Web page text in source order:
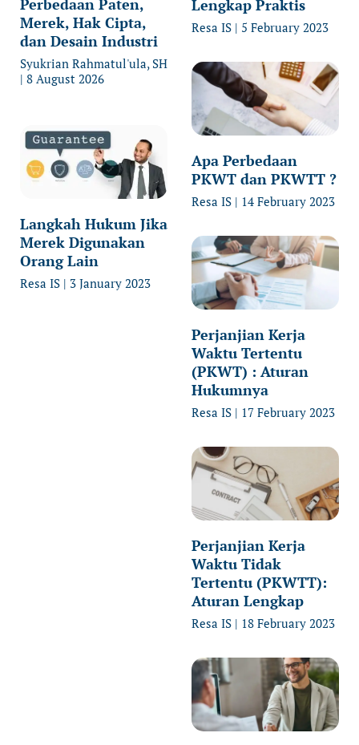
Merek, Hak Cipta,
dan Desain Industri
Syukrian Rahmatul'ula, SH
8 August 2026
Langkah Hukum Jika
Merek Digunakan
Orang Lain
Resa IS 3 January 2023
Lengkap Praktis
Resa IS 5 February 2023
Apa Perbedaan
PKWT dan PKWTT ?
Resa IS 14 February 2023
Perjanjian Kerja
Waktu Tertentu
(PKWT) : Aturan
Hukumnya
Resa IS 17 February 2023
Perjanjian Kerja
Waktu Tidak
Tertentu (PKWTT):
Aturan Lengkap
Resa IS 18 February 2023